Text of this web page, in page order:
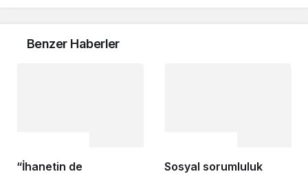
Benzer Haberler
“İhanetin de
Sosyal sorumluluk